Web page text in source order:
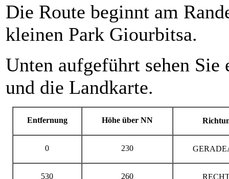
Die Route beginnt am
kleinen Park Giourbitsa.
Unten aufgeführt sehen
und die Landkarte.
Entfernung Höhe über NN
0 230
530 260